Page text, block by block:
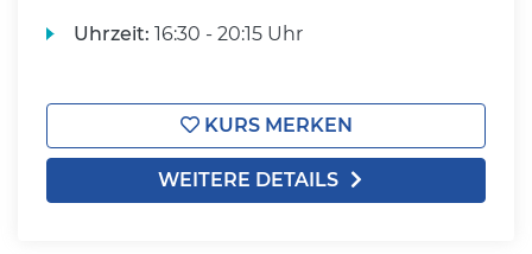
Uhrzeit: 16:30 - 20:15 Uhr
KURS MERKEN
WEITERE DETAILS